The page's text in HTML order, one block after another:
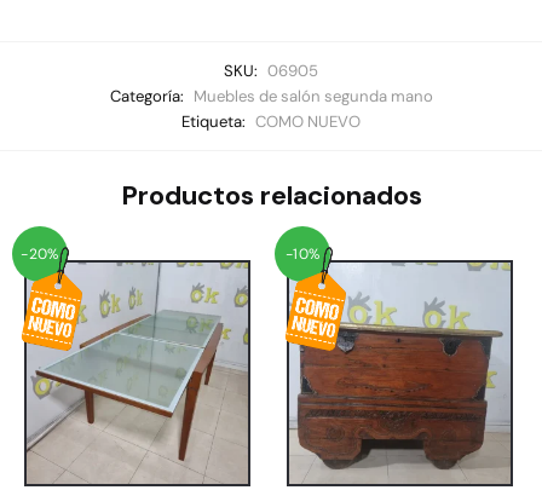
SKU: 06905
Categoría: Muebles de salón segunda mano
Etiqueta: COMO NUEVO
Productos relacionados
-20% -10%